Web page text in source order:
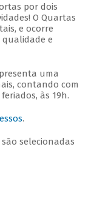
por dois
O Quartas
e ocorre
qualidade e
uma
contando com
às 19h.
.
selecionadas